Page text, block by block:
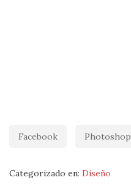
Facebook Photoshop
Categorizado en: Diseño